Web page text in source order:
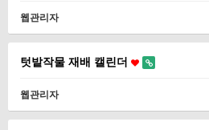
웹관리자
텃밭작물 재배 캘린더
웹관리자